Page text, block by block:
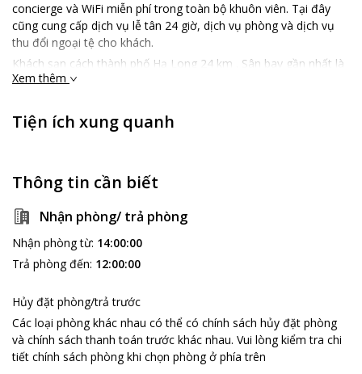
concierge và WiFi miễn phí trong toàn bộ khuôn viên. Tại đây
cũng cung cấp dịch vụ lễ tân 24 giờ, dịch vụ phòng và dịch vụ
thu đổi ngoại tệ cho khách.
Khách sạn cách thành phố Hạ Long 24 km . Sân bay gần nhất là
sân bay quốc tế Cát Bi, cách đó 98 km.
một phần của hành trình đáng nhớ trong chuyến du lịch của
bạn. Với không gian yên tĩnh, thư giãn, bạn có thể hoàn toàn tận
dịch vụ chu đáo, đẳng cấp, biến kỳ nghỉ của bạn thành một trải
Xem thêm
Tiện ích xung quanh
Thông tin cần biết
Nhận phòng/ trả phòng
Nhận phòng từ: 14:00:00
Trả phòng đến: 12:00:00
Hủy đặt phòng/trả trước
Các loại phòng khác nhau có thể có chính sách hủy đặt phòng
và chính sách thanh toán trước khác nhau. Vui lòng kiểm tra chi
tiết chính sách phòng khi chọn phòng ở phía trên